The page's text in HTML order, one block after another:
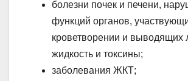
болезни почек и печени,
функций органов,
кроветворении и
жидкость и токсины;
заболевания ЖКТ;